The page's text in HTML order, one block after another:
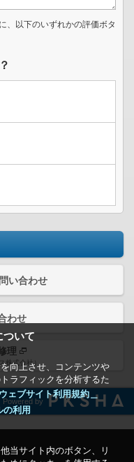
ついて
向上させ、コンテンツや
ラフィックを分析するた
ェブサイト利用規約＿
利用
当サイト内のボタン、リ
、以下のいずれかの評価ボタ
い合わせ
わせ
理
株式会社）
Powered by